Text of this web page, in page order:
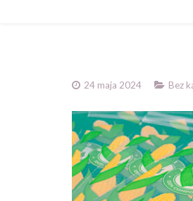
24 maja 2024 Bez